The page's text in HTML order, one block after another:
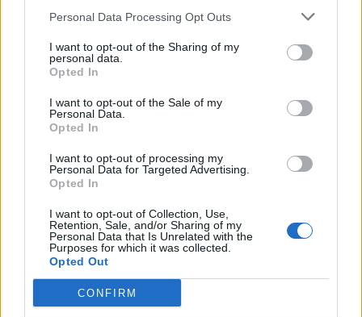
Personal Data Processing Opt Outs
I want to opt-out of the Sharing of my
personal data.
Opted In
I want to opt-out of the Sale of my
Personal Data.
Opted In
I want to opt-out of processing my
Personal Data for Targeted Advertising.
Opted In
I want to opt-out of Collection, Use,
Retention, Sale, and/or Sharing of my
Personal Data that Is Unrelated with the
Purposes for which it was collected.
Opted Out
CONFIRM
την Χέιλι στις σημερινές αναμετρήσεις
05/03/2024
Μάχη για προεδρικό χρίσμα του Ρεμπουμπλικανικού Κόμματος θα
δώσει σήμερα ο Ντόναλντ Τραμπ απέναντι στη Νίκι Χέιλι,κατά τη
σημερινή «Σούπερ Τρίτη». Ο Ντόναλντ Τραμπ έχει στόχο να